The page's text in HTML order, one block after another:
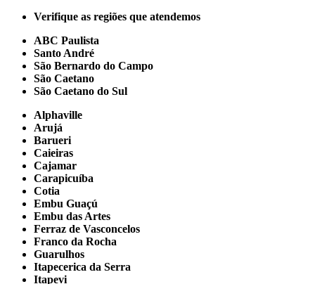
Verifique as regiões que atendemos
ABC Paulista
Santo André
São Bernardo do Campo
São Caetano
São Caetano do Sul
Alphaville
Arujá
Barueri
Caieiras
Cajamar
Carapicuíba
Cotia
Embu Guaçú
Embu das Artes
Ferraz de Vasconcelos
Franco da Rocha
Guarulhos
Itapecerica da Serra
Itapevi